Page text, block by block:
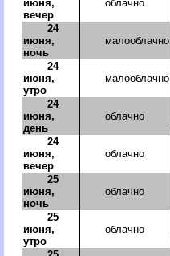
июня,
вечер
облачно
24
июня,
ночь
малооблачно
24
июня,
утро
малооблачно
24
июня,
день
облачно
24
июня,
вечер
облачно
25
июня,
ночь
облачно
25
июня,
утро
облачно